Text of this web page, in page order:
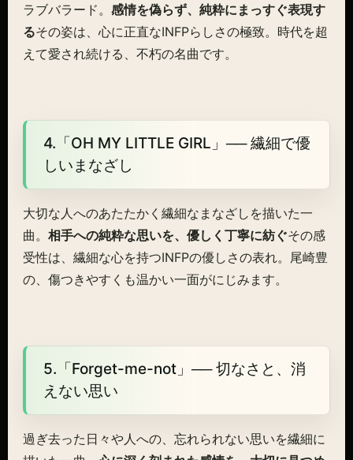
ラブバラード。 感情を偽らず、純粋にまっすぐ表現す
るその姿は、心に正直なINFPらしさの極致。時代を超
えて愛され続ける、不朽の名曲です。
4.「OH MY LITTLE GIRL」── 繊細で優
しいまなざし
大切な人へのあたたかく繊細なまなざしを描いた一
曲。 相手への純粋な思いを、優しく丁寧に紡ぐその感
受性は、繊細な心を持つINFPの優しさの表れ。尾崎豊
の、傷つきやすくも温かい一面がにじみます。
5.「Forget-me-not」── 切なさと、消
えない思い
過ぎ去った日々や人への、忘れられない思いを繊細に